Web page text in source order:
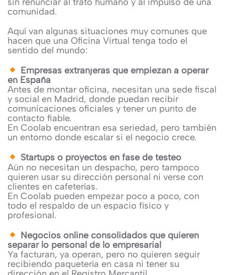
comunidad.
Aquí van algunas situaciones muy comunes que
hacen que una Oficina Virtual tenga todo el
sentido del mundo:
Empresas extranjeras que empiezan a operar
en España
Antes de montar oficina, necesitan una sede fiscal
y social en Madrid, donde puedan recibir
comunicaciones oficiales y tener un punto de
contacto fiable.
En Coolab encuentran esa seriedad, pero también
un entorno donde escalar si el negocio crece.
Startups o proyectos en fase de testeo
Aún no necesitan un despacho, pero tampoco
quieren usar su dirección personal ni verse con
clientes en cafeterías.
En Coolab pueden empezar poco a poco, con
todo el respaldo de un espacio físico y
profesional.
Negocios online consolidados que quieren
separar lo personal de lo empresarial
Ya facturan, ya operan, pero no quieren seguir
recibiendo paquetería en casa ni tener su